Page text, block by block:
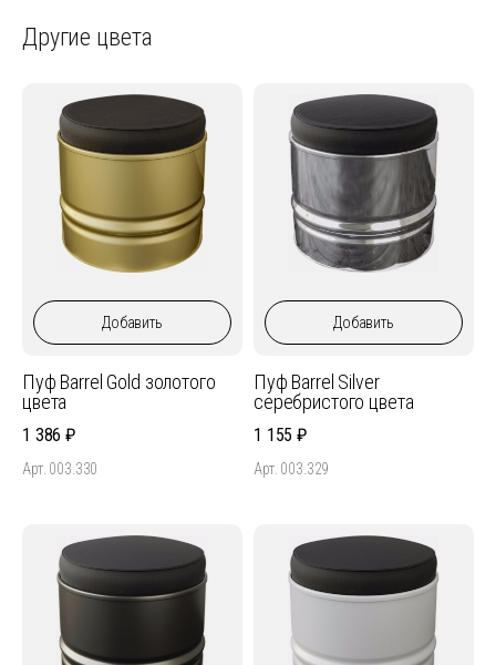
Другие цвета
Добавить
Пуф Barrel Gold золотого
цвета
1 386
Арт. 003.330
Добавить
Пуф Barrel Silver
серебристого цвета
1 155
Арт. 003.329